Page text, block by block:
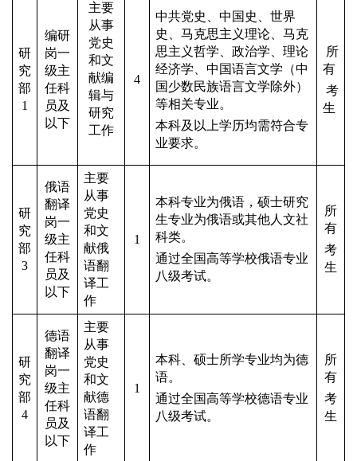
研
究
部
1
编研
岗一
级主
任科
员及
以下
主要
从事
党史
和文
献编
辑与
研究
工作
4
中共党史、中国史、世界
史、马克思主义理论、马克
思主义哲学、政治学、理论
经济学、中国语言文学（中
国少数民族语言文学除外）
等相关专业。
本科及以上学历均需符合专
业要求。
所
有
考
生
研
究
部
3
俄语
翻译
岗一
级主
任科
员及
以下
主要
从事
党史
和文
献俄
语翻
译工
作
1
本科专业为俄语，硕士研究
生专业为俄语或其他人文社
科类。
通过全国高等学校俄语专业
八级考试。
所
有
考
生
研
究
部
4
德语
翻译
岗一
级主
任科
员及
以下
主要
从事
党史
和文
献德
语翻
译工
作
1
本科、硕士所学专业均为德
语。
通过全国高等学校德语专业
八级考试。
所
有
考
生